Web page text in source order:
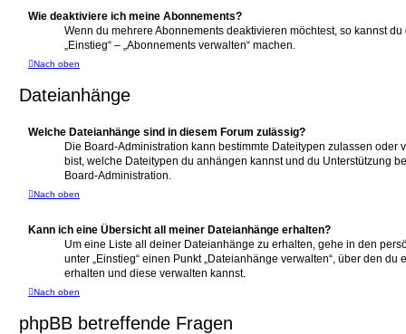
Wie deaktiviere ich meine Abonnements?
Wenn du mehrere Abonnements deaktivieren möchtest, so kannst
„Einstieg“ – „Abonnements verwalten“ machen.
Nach oben
Dateianhänge
Welche Dateianhänge sind in diesem Forum zulässig?
Die Board-Administration kann bestimmte Dateitypen zulassen oder
bist, welche Dateitypen du anhängen kannst und du Unterstützung
Board-Administration.
Nach oben
Kann ich eine Übersicht all meiner Dateianhänge erhalten?
Um eine Liste all deiner Dateianhänge zu erhalten, gehe in den
unter „Einstieg“ einen Punkt „Dateianhänge verwalten“, über den
erhalten und diese verwalten kannst.
Nach oben
phpBB betreffende Fragen